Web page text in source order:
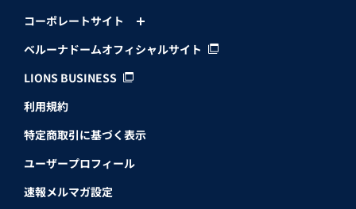
コーポレートサイト
ベルーナドームオフィシャルサイト
LIONS BUSINESS
利用規約
特定商取引に基づく表示
ユーザープロフィール
速報メルマガ設定